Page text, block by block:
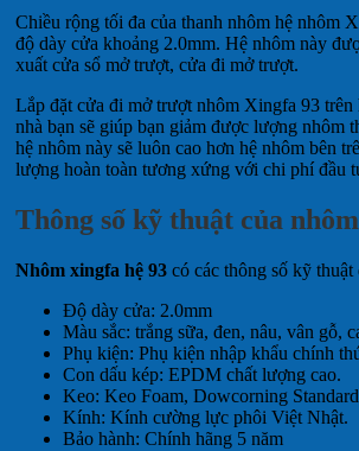
Chiều rộng tối đa của thanh nhôm hệ nhôm
độ dày cửa khoảng 2.0mm. Hệ nhôm này
xuất cửa sổ mở trượt, cửa đi mở trượt.
Lắp đặt cửa đi mở trượt nhôm Xingfa 93 trên
nhà bạn sẽ giúp bạn giảm được lượng nhôm
hệ nhôm này sẽ luôn cao hơn hệ nhôm bên
lượng hoàn toàn tương xứng với chi phí đầu
Thông số kỹ thuật của
Nhôm xingfa hệ 93 có các thông số kỹ
Độ dày cửa: 2.0mm
Màu sắc: trắng sữa, đen, nâu, vân gỗ,
Phụ kiện: Phụ kiện nhập khẩu chính
Con dấu kép: EPDM chất lượng cao.
Keo: Keo Foam, Dowcorning
Kính: Kính cường lực phôi Việt Nhật.
Bảo hành: Chính hãng 5 năm